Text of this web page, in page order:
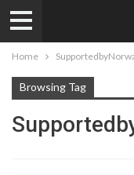
Home
Browsing Tag